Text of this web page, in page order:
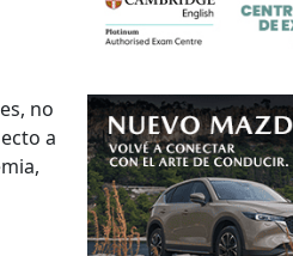
no
a